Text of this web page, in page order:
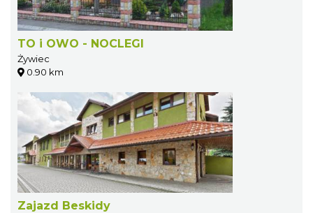
TO i OWO - NOCLEGI
Żywiec
0.90 km
Zajazd Beskidy